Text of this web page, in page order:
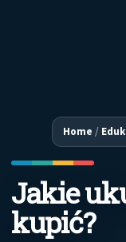
Home /
Jakie
kupić?